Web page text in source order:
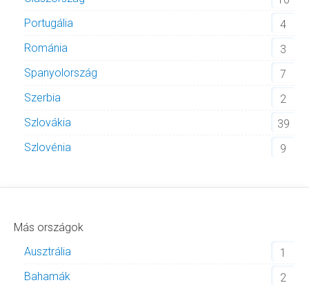
Portugália
4
Románia
3
Spanyolország
7
Szerbia
2
Szlovákia
39
Szlovénia
9
Más országok
Ausztrália
1
Bahamák
2